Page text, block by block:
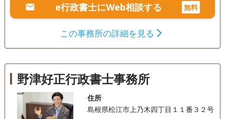
e行政書士にWeb相談する 無料
この事務所の詳細を見る
野津好正行政書士事務所
住所
島根県松江市上乃木四丁目１１番３２号